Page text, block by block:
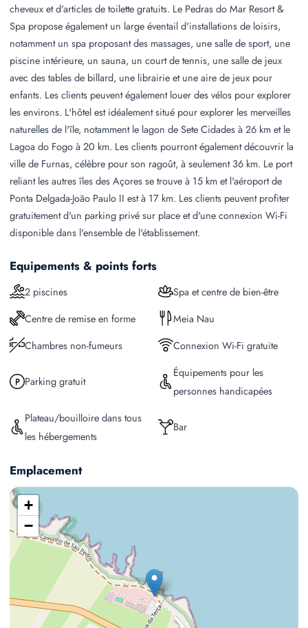
cheveux et d'articles de toilette gratuits. Le Pedras do Mar Resort &
Spa propose également un large éventail d'installations de loisirs,
notamment un spa proposant des massages, une salle de sport, une
piscine intérieure, un sauna, un court de tennis, une salle de jeux
avec des tables de billard, une librairie et une aire de jeux pour
enfants. Les clients peuvent également louer des vélos pour explorer
les environs. L'hôtel est idéalement situé pour explorer les merveilles
naturelles de l'île, notamment le lagon de Sete Cidades à 26 km et le
Lagoa do Fogo à 20 km. Les clients pourront également découvrir la
ville de Furnas, célèbre pour son ragoût, à seulement 36 km. Le port
reliant les autres îles des Açores se trouve à 15 km et l'aéroport de
Ponta Delgada-João Paulo II est à 17 km. Les clients peuvent profiter
gratuitement d'un parking privé sur place et d'une connexion Wi-Fi
disponible dans l'ensemble de l'établissement.
Equipements & points forts
2 piscines
Spa et centre de bien-être
Centre de remise en forme
Meia Nau
Chambres non-fumeurs
Connexion Wi-Fi gratuite
Parking gratuit
Équipements pour les
personnes handicapées
Plateau/bouilloire dans tous
les hébergements
Bar
Emplacement
+
−